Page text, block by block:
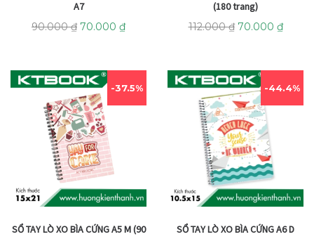
A7
90.000₫ 70.000 ₫
(180 trang)
112.000₫ 70.000 ₫
37.5%
SỔ TAY LÒ XO BÌA CỨNG A5 M (90
44.4%
SỔ TAY LÒ XO BÌA CỨNG A6 D